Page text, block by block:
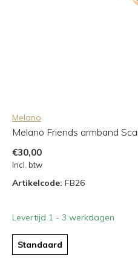
Melano
Melano Friends armband
€30,00
Incl. btw
Artikelcode: FB26
Levertijd 1 - 3 werkdagen
Standaard